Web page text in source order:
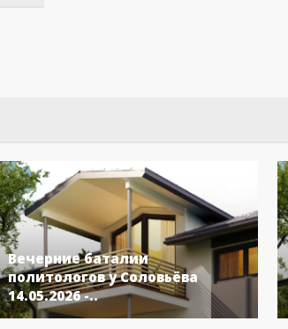
Вечерние баталии
политологов у Соловьёва
14.05.2026 -..